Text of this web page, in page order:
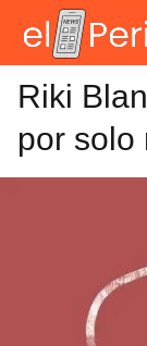
Riki
por solo